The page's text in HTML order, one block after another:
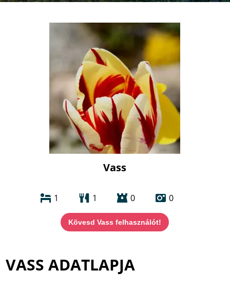
Vass
1 1 0 0
Kövesd Vass felhasználót!
VASS ADATLAPJA